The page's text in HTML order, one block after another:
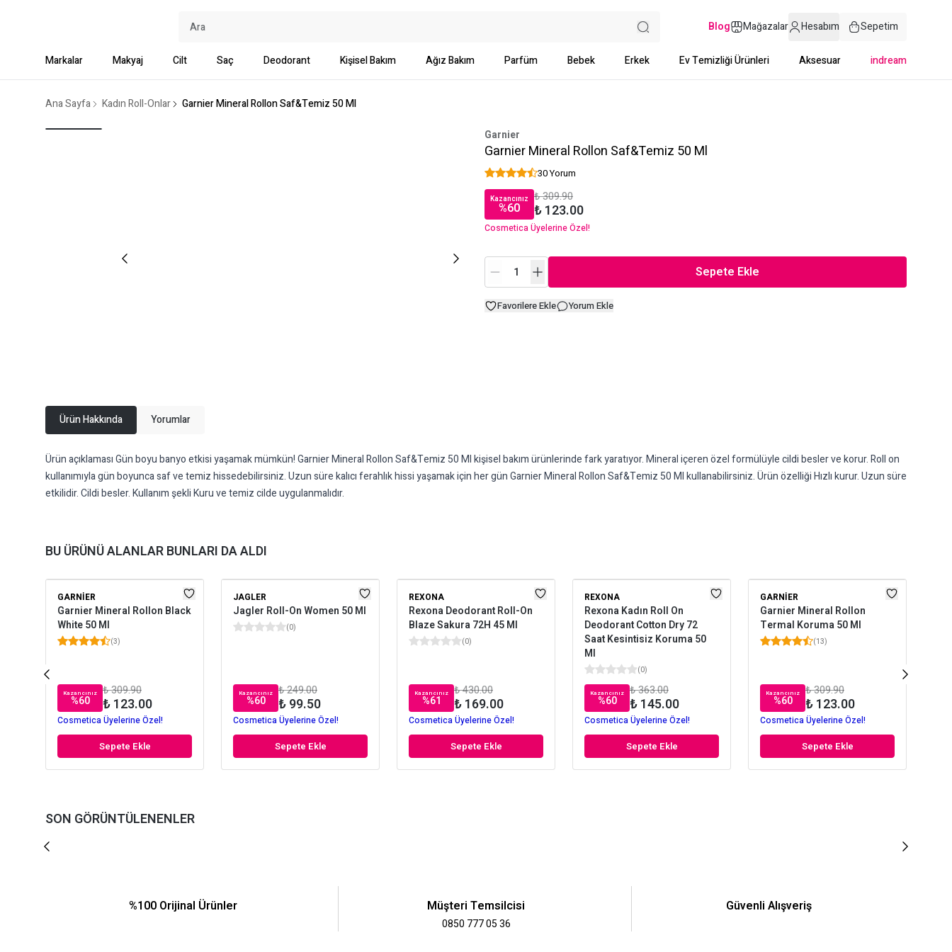
Blog Mağazalar Hesabım Sepetim
Markalar Makyaj Cilt Saç Deodorant Kişisel Bakım Ağız Bakım Parfüm Bebek Erkek Ev Temizliği Ürünleri Aksesuar indream
Ana Sayfa Kadın Roll-Onlar Garnier Mineral Rollon Saf&Temiz 50 Ml
Garnier
Garnier Mineral Rollon Saf&Temiz 50 Ml
30 Yorum
Kazancınız
%60
₺ 309.90
₺ 123.00
Cosmetica Üyelerine Özel!
Sepete Ekle
Favorilere Ekle Yorum Ekle
Ürün Hakkında Yorumlar
Ürün açıklaması Gün boyu banyo etkisi yaşamak mümkün! Garnier Mineral Rollon Saf&Temiz 50 Ml kişisel bakım ürünlerinde fark yaratıyor. Mineral içeren özel formülüyle cildi besler ve korur. Roll on
kullanımıyla gün boyunca saf ve temiz hissedebilirsiniz. Uzun süre kalıcı ferahlık hissi yaşamak için her gün Garnier Mineral Rollon Saf&Temiz 50 Ml kullanabilirsiniz. Ürün özelliği Hızlı kurur. Uzun süre
etkilidir. Cildi besler. Kullanım şekli Kuru ve temiz cilde uygulanmalıdır.
BU ÜRÜNÜ ALANLAR BUNLARI DA ALDI
GARNIER
Garnier Mineral Rollon Black
White 50 Ml
(3)
Kazancınız
%60
₺ 309.90
₺ 123.00
Cosmetica Üyelerine Özel!
Sepete Ekle
JAGLER
Jagler Roll-On Women 50 Ml
(0)
Kazancınız
%60
₺ 249.00
₺ 99.50
Cosmetica Üyelerine Özel!
Sepete Ekle
REXONA
Rexona Deodorant Roll-On
Blaze Sakura 72H 45 Ml
(0)
Kazancınız
%61
₺ 430.00
₺ 169.00
Cosmetica Üyelerine Özel!
Sepete Ekle
REXONA
Rexona Kadın Roll On
Deodorant Cotton Dry 72
Saat Kesintisiz Koruma 50
Ml
(0)
Kazancınız
%60
₺ 363.00
₺ 145.00
Cosmetica Üyelerine Özel!
Sepete Ekle
GARNIER
Garnier Mineral Rollon
Termal Koruma 50 Ml
(13)
Kazancınız
%60
₺ 309.90
₺ 123.00
Cosmetica Üyelerine Özel!
Sepete Ekle
SON GÖRÜNTÜLENENLER
%100 Orijinal Ürünler Müşteri Temsilcisi
0850 777 05 36
Güvenli Alışveriş